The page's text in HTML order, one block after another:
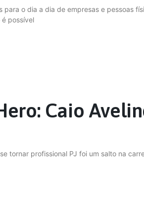
para o dia a dia de empresas e pessoas
possível
Caio
tornar profissional PJ foi um salto na